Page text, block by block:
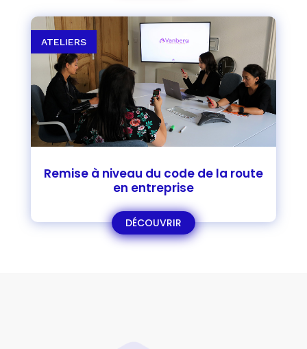
ATELIERS
Remise à niveau du code de la route
en entreprise
DÉCOUVRIR